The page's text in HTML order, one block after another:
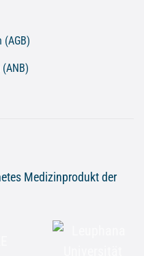
Medizinprodukt der